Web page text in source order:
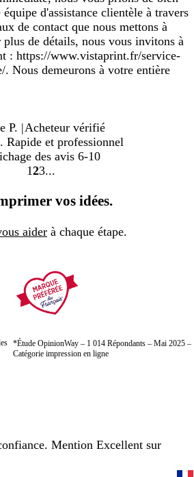
d'assistance clientèle à travers
de contact que nous mettons à
de détails, nous vous invitons à
: https://www.vistaprint.fr/service-
. Nous demeurons à votre entière
P. |Acheteur vérifié
Rapide et professionnel
des avis 6-10
aller
la
1
1 aller
la
2
2aller
la
3
3
vos idées.
aider à chaque étape.
*Étude OpinionWay – 1 014 Répondants – Mai 2025 –
Catégorie impression en ligne
Mention Excellent sur